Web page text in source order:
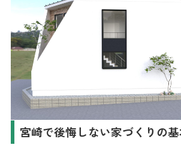
宮崎で後悔しない家づくりの